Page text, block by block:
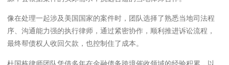
像在处理一起涉及美国国家的案件时，团队选择了熟悉当地司法程
序、沟通能力强的执行律师，通过紧密协作，顺利推进诉讼流程，
最终帮债权人收回欠款，也控制住了成本。